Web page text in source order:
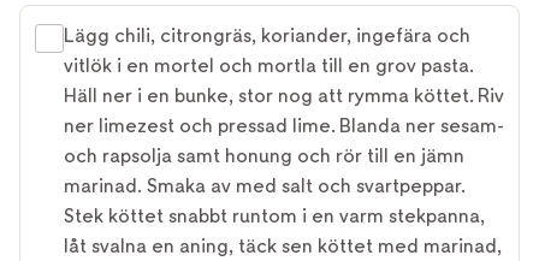
Lägg chili, citrongräs, koriander, ingefära och
vitlök i en mortel och mortla till en grov pasta.
Häll ner i en bunke, stor nog att rymma köttet. Riv
ner limezest och pressad lime. Blanda ner sesam-
och rapsolja samt honung och rör till en jämn
marinad. Smaka av med salt och svartpeppar.
Stek köttet snabbt runtom i en varm stekpanna,
låt svalna en aning, täck sen köttet med marinad,